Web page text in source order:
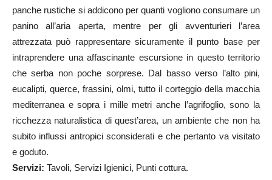
panche rustiche si addicono per quanti vogliono consumare un
panino all’aria aperta, mentre per gli avventurieri l’area
attrezzata può rappresentare sicuramente il punto base per
intraprendere una affascinante escursione in questo territorio
che serba non poche sorprese. Dal basso verso l’alto pini,
eucalipti, querce, frassini, olmi, tutto il corteggio della macchia
mediterranea e sopra i mille metri anche l’agrifoglio, sono la
ricchezza naturalistica di quest’area, un ambiente che non ha
subito influssi antropici sconsiderati e che pertanto va visitato
e goduto.
Servizi: Tavoli, Servizi Igienici, Punti cottura.